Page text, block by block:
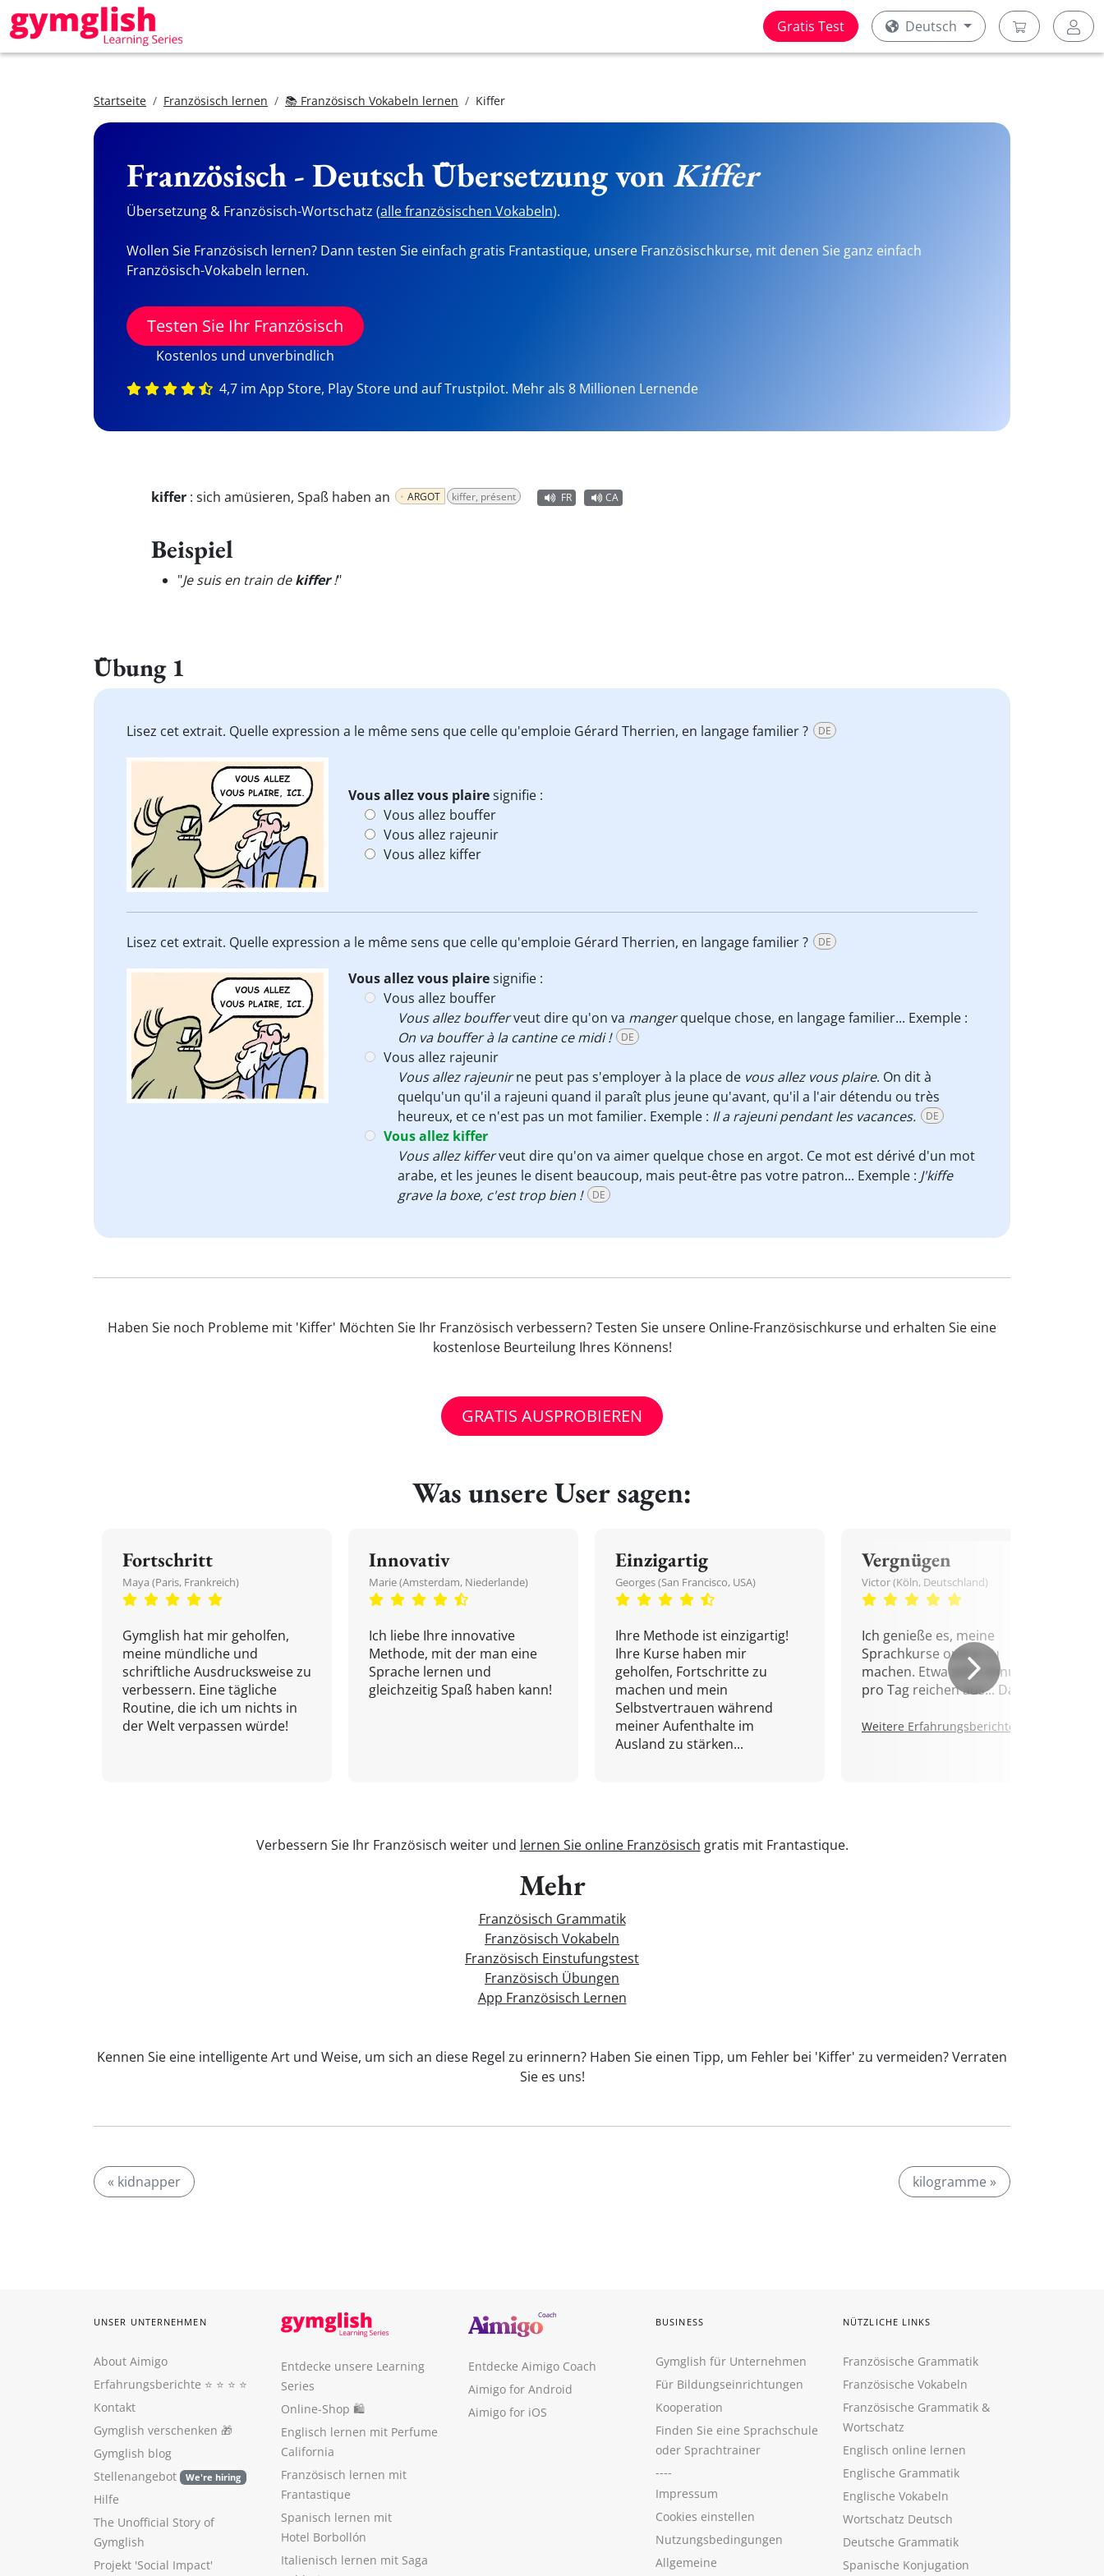
Gratis Test Deutsch
Startseite Französisch lernen 📚 Französisch Vokabeln lernen Kiffer
Französisch - Deutsch Übersetzung von Kiffer
Übersetzung & Französisch-Wortschatz (alle französischen Vokabeln).
Wollen Sie Französisch lernen? Dann testen Sie einfach gratis Frantastique, unsere Französischkurse, mit denen Sie ganz einfach
Französisch-Vokabeln lernen.
Testen Sie Ihr Französisch
Kostenlos und unverbindlich
4,7 im App Store, Play Store und auf Trustpilot. Mehr als 8 Millionen Lernende
kiffer : sich amüsieren, Spaß haben an ARGOT kiffer, présent FR CA
Beispiel
"Je suis en train dekiffer!"
Übung 1
Lisez cet extrait. Quelle expression a le même sens que celle qu'emploie Gérard Therrien, en langage familier ? DE
Vous allez vous plairesignifie :
Vous allez bouffer
Vous allez rajeunir
Vous allez kiffer
Lisez cet extrait. Quelle expression a le même sens que celle qu'emploie Gérard Therrien, en langage familier ? DE
Vous allez vous plairesignifie :
Vous allez bouffer
Vous allez boufferveut dire qu'on va mangerquelque chose, en langage familier... Exemple :
On va bouffer à la cantine ce midi !
DE
Vous allez rajeunir
Vous allez rajeunirne peut pas s'employer à la place de vous allez vous plaire. On dit à
quelqu'un qu'il a rajeuni quand il paraît plus jeune qu'avant, qu'il a l'air détendu ou très
heureux, et ce n'est pas un mot familier. Exemple : Il a rajeuni pendant les vacances. DE
Vous allez kiffer
Vous allez kifferveut dire qu'on va aimer quelque chose en argot. Ce mot est dérivé d'un mot
arabe, et les jeunes le disent beaucoup, mais peut-être pas votre patron... Exemple : J'kiffe
grave la boxe, c'est trop bien !
DE
Haben Sie noch Probleme mit 'Kiffer' Möchten Sie Ihr Französisch verbessern? Testen Sie unsere Online-Französischkurse und erhalten Sie eine
kostenlose Beurteilung Ihres Könnens!
GRATIS AUSPROBIEREN
Was unsere User sagen:
Fortschritt
Maya (Paris, Frankreich)
Gymglish hat mir geholfen,
meine mündliche und
schriftliche Ausdrucksweise zu
verbessern. Eine tägliche
Routine, die ich um nichts in
der Welt verpassen würde!
Innovativ
Marie (Amsterdam, Niederlande)
Ich liebe Ihre innovative
Methode, mit der man eine
Sprache lernen und
gleichzeitig Spaß haben kann!
Einzigartig
Georges (San Francisco, USA)
Ihre Methode ist einzigartig!
Ihre Kurse haben mir
geholfen, Fortschritte zu
machen und mein
Selbstvertrauen während
meiner Aufenthalte im
Ausland zu stärken...
Vergnügen
Victor (Köln, Deutschland)
Ich genieße es, meine
Sprachkurse online zu
machen. Etwa zehn Minuten
pro Tag reichen aus... Danke!
Weitere Erfahrungsberichte.
Verbessern Sie Ihr Französisch weiter und lernen Sie online Französisch gratis mit Frantastique.
Mehr
Französisch Grammatik
Französisch Vokabeln
Französisch Einstufungstest
Französisch Übungen
App Französisch Lernen
Kennen Sie eine intelligente Art und Weise, um sich an diese Regel zu erinnern? Haben Sie einen Tipp, um Fehler bei 'Kiffer' zu vermeiden? Verraten
Sie es uns!
« kidnapper kilogramme »
UNSER UNTERNEHMEN
About Aimigo
Erfahrungsberichte ⭐️ ⭐️ ⭐️ ⭐️
Kontakt
Gymglish verschenken 🎁
Gymglish blog
Stellenangebot
We're hiring
Hilfe
The Unofficial Story of
Gymglish
Projekt 'Social Impact'
Entdecke unsere Learning
Series
Online-Shop 🛍
Englisch lernen mit Perfume
California
Französisch lernen mit
Frantastique
Spanisch lernen mit
Hotel Borbollón
Italienisch lernen mit Saga
Entdecke Aimigo Coach
Aimigo for Android
Aimigo for iOS
BUSINESS
Gymglish für Unternehmen
Für Bildungseinrichtungen
Kooperation
Finden Sie eine Sprachschule
oder Sprachtrainer
----
Impressum
Cookies einstellen
Nutzungsbedingungen
Allgemeine
NÜTZLICHE LINKS
Französische Grammatik
Französische Vokabeln
Französische Grammatik &
Wortschatz
Englisch online lernen
Englische Grammatik
Englische Vokabeln
Wortschatz Deutsch
Deutsche Grammatik
Spanische Konjugation